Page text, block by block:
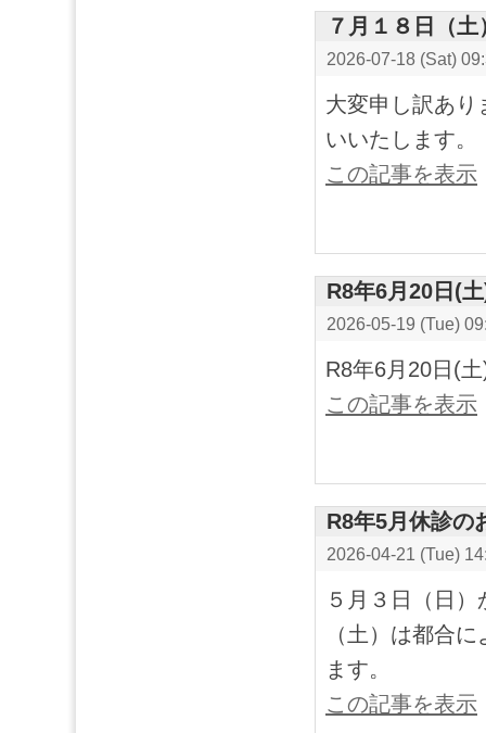
７月１８日（
2026-07-18 (Sat)
大変申し訳あり
いいたします。
この記事を表示
R8年6月20日(
2026-05-19 (Tue)
R8年6月20日(
この記事を表示
R8年5月休診の
2026-04-21 (Tue)
５月３日（日
（土）は都合
ます。
この記事を表示